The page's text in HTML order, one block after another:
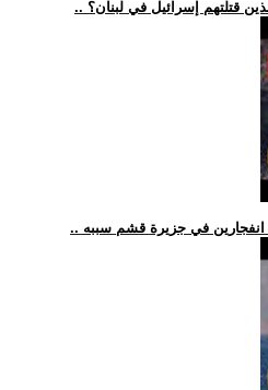
انفجارين في جزيرة قشم سببه